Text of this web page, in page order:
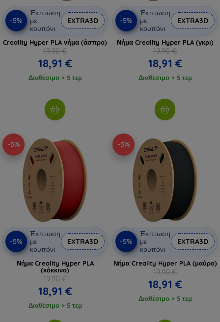
-5%
Έκπτωση
με
κουπόνι
EXTRA3D
Creality Hyper PLA νήμα (άσπρο)
19,90 €
18,91 €
Διαθέσιμο > 5 τεμ
-5%
Έκπτωση
με
κουπόνι
EXTRA3D
Νήμα Creality Hyper PLA (γκρι)
19,90 €
18,91 €
Διαθέσιμο > 5 τεμ
-5%
-5%
Έκπτωση
με
κουπόνι
EXTRA3D
Νήμα Creality Hyper PLA
(κόκκινο)
19,90 €
18,91 €
Διαθέσιμο > 5 τεμ
-5%
-5%
Έκπτωση
με
κουπόνι
EXTRA3D
Νήμα Creality Hyper PLA (μαύρο)
19,90 €
18,91 €
Διαθέσιμο > 5 τεμ